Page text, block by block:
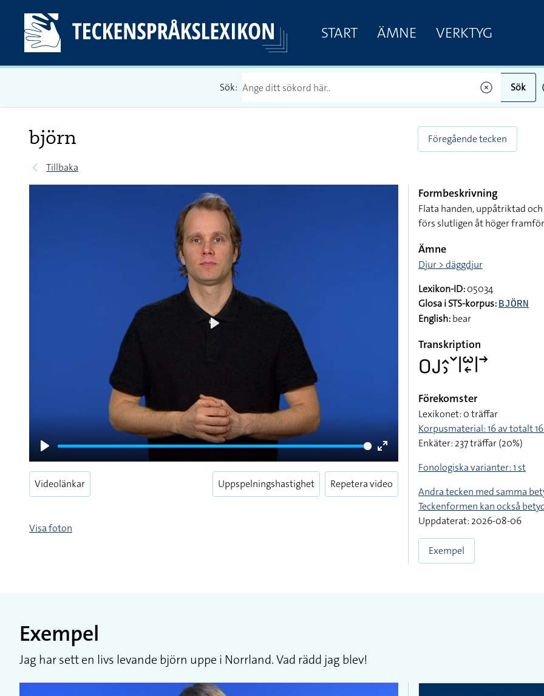
START ÄMNE VERKTYG
Sök: Sök
björn
Tillbaka
Föregående tecken
Play
Enter
fullscreen
Videolänkar Uppspelningshastighet Repetera video
Visa foton
Formbeskrivning
Flata handen, uppåtriktad
förs slutligen åt höger
Ämne
Djur > däggdjur
Lexikon-ID:05034
Glosa i STS-korpus: BJÖRN
English:bear
Transkription
􌤆􌤢􌤵􌤶􌥧􌥼􌥱􌦈􌥼􌥣
Förekomster
Lexikonet: 0 träffar
Korpusmaterial: 16 av totalt
Enkäter: 237 träffar (20%)
Fonologiska varianter: 1 st
Andra tecken med samma
Teckenformen kan också
Uppdaterat: 2026-08-06
Exempel
Exempel
Jag har sett en livs levande björn uppe i Norrland. Vad rädd jag blev!